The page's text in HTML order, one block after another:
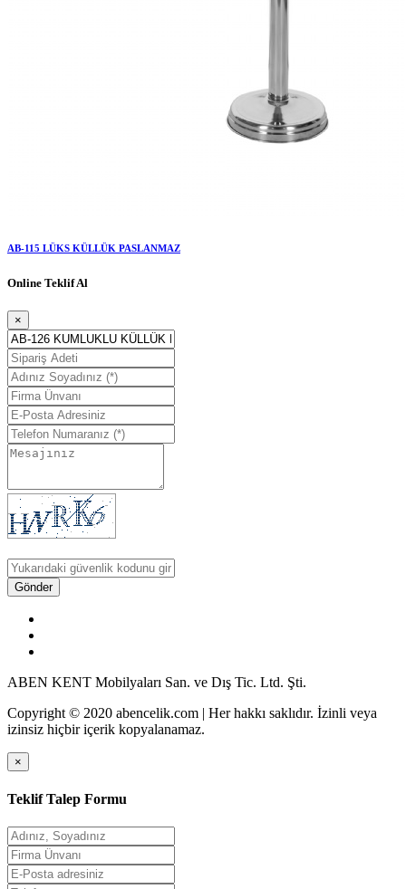
AB-115 LÜKS KÜLLÜK PASLANMAZ
Online Teklif Al
×
Gönder
ABEN KENT Mobilyaları San. ve Dış Tic. Ltd. Şti.
Copyright © 2020 abencelik.com | Her hakkı saklıdır. İzinli veya
izinsiz hiçbir içerik kopyalanamaz.
×
Teklif Talep Formu